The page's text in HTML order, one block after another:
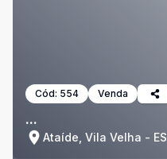
Cód: 554 Venda
...
Ataíde, Vila Velha - ES